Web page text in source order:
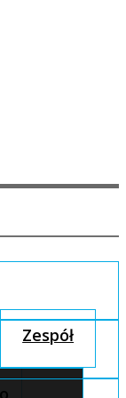
Zespół